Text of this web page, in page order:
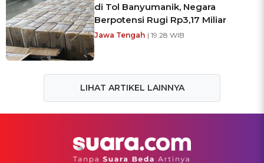
di Tol Banyumanik, Negara
Berpotensi Rugi Rp3,17 Miliar
Jawa Tengah | 19:28 WIB
LIHAT ARTIKEL LAINNYA